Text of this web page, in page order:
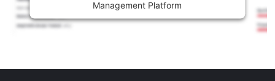
Management Platform